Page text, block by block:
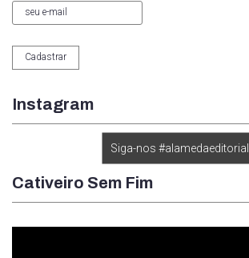
Instagram
Siga-nos #alamedaeditorial
Cativeiro Sem Fim